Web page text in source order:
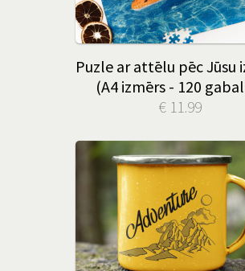
Puzle ar attēlu pēc Jūsu
(A4 izmērs - 120
€ 11.99